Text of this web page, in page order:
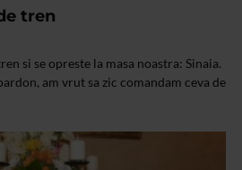
tren
si se opreste la masa noastra: Sinaia.
am vrut sa zic comandam ceva de